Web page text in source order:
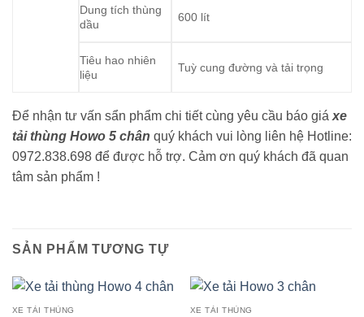
Dung tích thùng
dầu
600 lít
Tiêu hao nhiên
liệu
Tuỳ cung đường và tải trọng
Để nhận tư vấn sẩn phẩm chi tiết cùng yêu cầu báo giá xe
tải thùng Howo 5 chân quý khách vui lòng liên hệ Hotline:
0972.838.698 để được hỗ trợ. Cảm ơn quý khách đã quan
tâm sản phẩm !
SẢN PHẨM TƯƠNG TỰ
XE TẢI THÙNG XE TẢI THÙNG